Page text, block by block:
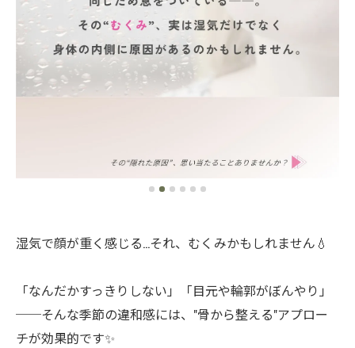
湿気で顔が重く感じる…それ、むくみかもしれません💧
「なんだかすっきりしない」「目元や輪郭がぼんやり」
──そんな季節の違和感には、"骨から整える"アプロー
チが効果的です✨